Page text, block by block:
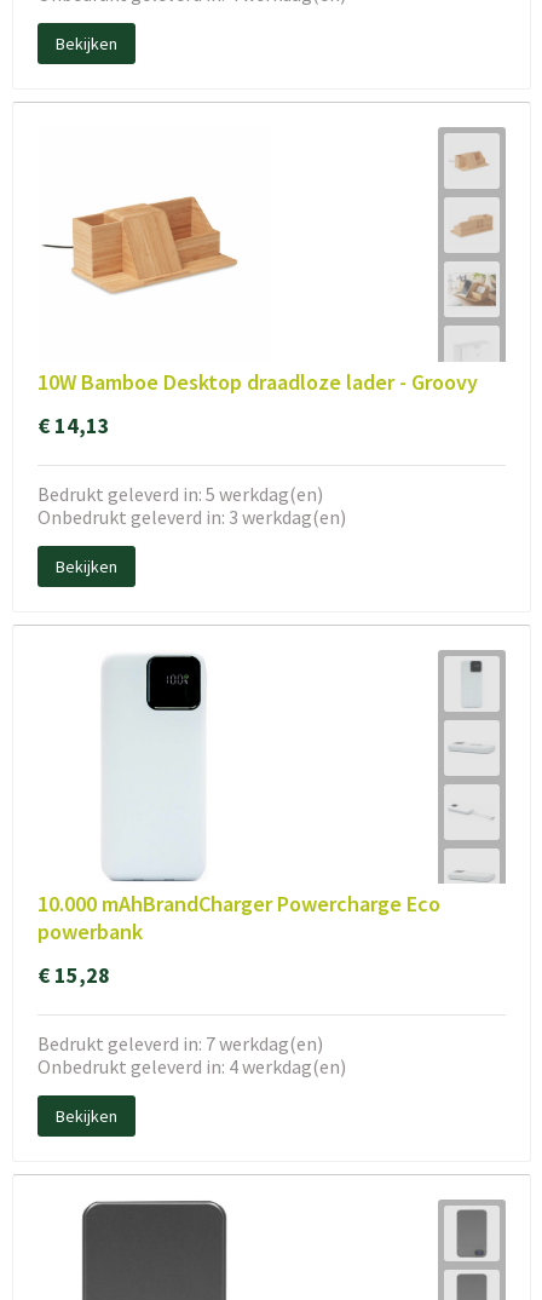
Bekijken
10W Bamboe Desktop draadloze lader - Groovy
€ 14,13
Bedrukt geleverd in: 5 werkdag(en)
Onbedrukt geleverd in: 3 werkdag(en)
Bekijken
10.000 mAhBrandCharger Powercharge Eco
powerbank
€ 15,28
Bedrukt geleverd in: 7 werkdag(en)
Onbedrukt geleverd in: 4 werkdag(en)
Bekijken